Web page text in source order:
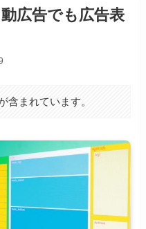
広告でも広告表
含まれています。